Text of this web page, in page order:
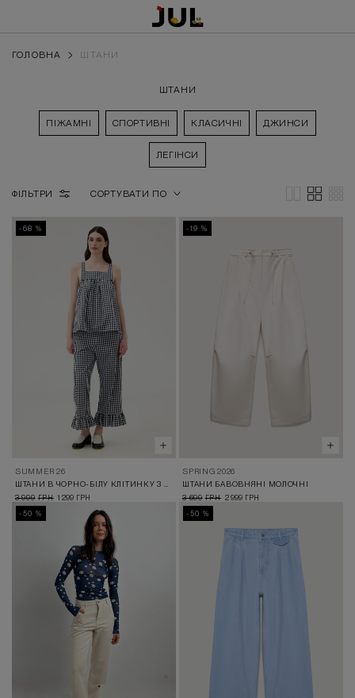
ГОЛОВНА ШТАНИ
ШТАНИ
ПІЖАМНІ СПОРТИВНІ КЛАСИЧНІ ДЖИНСИ
ЛЕГІНСИ
ФІЛЬТРИ СОРТУВАТИ ПО
-68 %
SUMMER 26
ШТАНИ В ЧОРНО-БІЛУ КЛІТИНКУ З РЮШАМИ
3 999 ГРН 1 299 ГРН
-19 %
SPRING 2026
ШТАНИ БАВОВНЯНІ МОЛОЧНІ
3 699 ГРН 2 999 ГРН
-50 %
-50 %